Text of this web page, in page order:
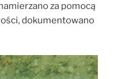
za pomocą
dokumentowano